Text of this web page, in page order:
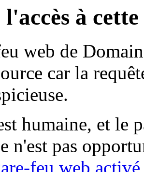
l'accès à
web de
car la
humaine, et le
n'est pas
feu web activé